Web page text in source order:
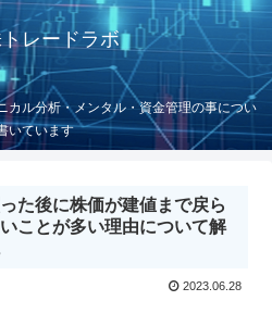
レードラボ
カル分析・メンタル・資金管理の事につい
いています
た後に株価が建値まで戻ら
ことが多い理由について解
2023.06.28